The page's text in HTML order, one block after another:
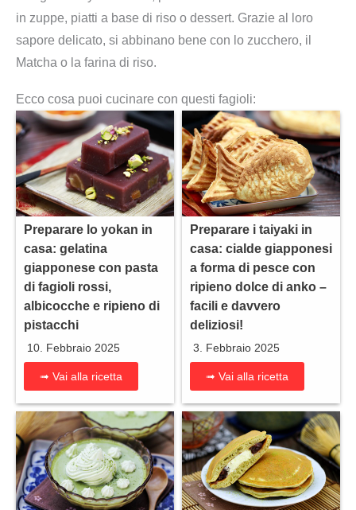
in zuppe, piatti a base di riso o dessert. Grazie al loro
sapore delicato, si abbinano bene con lo zucchero, il
Matcha o la farina di riso.
Ecco cosa puoi cucinare con questi fagioli:
Preparare lo yokan in
casa: gelatina
giapponese con pasta
di fagioli rossi,
albicocche e ripieno di
pistacchi
10. Febbraio 2025
➟ Vai alla ricetta
Preparare i taiyaki in
casa: cialde giapponesi
a forma di pesce con
ripieno dolce di anko –
facili e davvero
deliziosi!
3. Febbraio 2025
➟ Vai alla ricetta